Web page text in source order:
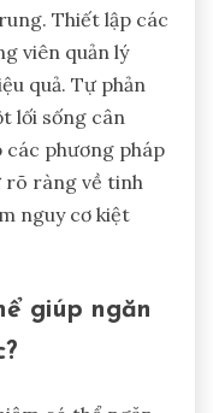
tránh kiệt
xuất sắc
sức bằng
điều này
Thiết lập các
quả. Tự phản
lối sống cân
phương pháp